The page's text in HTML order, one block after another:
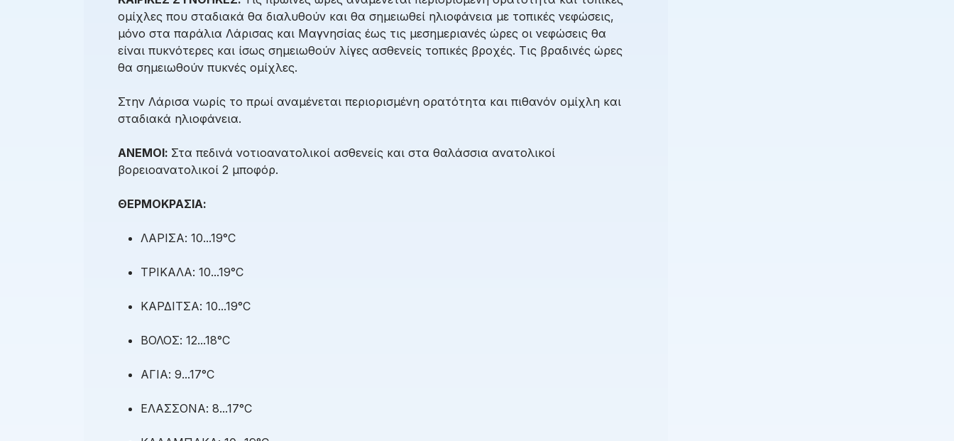
ομίχλες που σταδιακά θα διαλυθούν και θα σημειωθεί ηλιοφάνεια με τοπικές νεφώσεις,
μόνο στα παράλια Λάρισας και Μαγνησίας έως τις μεσημεριανές ώρες οι νεφώσεις θα
είναι πυκνότερες και ίσως σημειωθούν λίγες ασθενείς τοπικές βροχές. Τις βραδινές ώρες
θα σημειωθούν πυκνές ομίχλες.
Στην Λάρισα νωρίς το πρωί αναμένεται περιορισμένη ορατότητα και πιθανόν ομίχλη και
σταδιακά ηλιοφάνεια.
ΑΝΕΜΟΙ: Στα πεδινά νοτιοανατολικοί ασθενείς και στα θαλάσσια ανατολικοί
βορειοανατολικοί 2 μποφόρ.
ΘΕΡΜΟΚΡΑΣΙΑ:
ΛΑΡΙΣΑ: 10...19°C
ΤΡΙΚΑΛΑ: 10...19°C
ΚΑΡΔΙΤΣΑ: 10...19°C
ΒΟΛΟΣ: 12...18°C
ΑΓΙΑ: 9...17°C
ΕΛΑΣΣΟΝΑ: 8...17°C